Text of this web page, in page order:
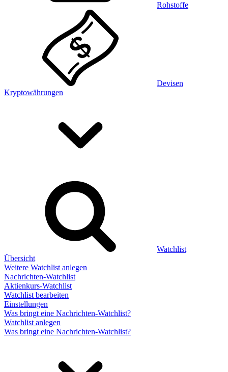
Rohstoffe
Devisen
Kryptowährungen
Watchlist
Übersicht
Weitere Watchlist anlegen
Nachrichten-Watchlist
Aktienkurs-Watchlist
Watchlist bearbeiten
Einstellungen
Was bringt eine Nachrichten-Watchlist?
Watchlist anlegen
Was bringt eine Nachrichten-Watchlist?